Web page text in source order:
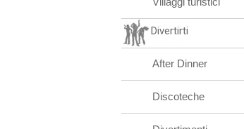
Divertirti
After Dinner
Discoteche